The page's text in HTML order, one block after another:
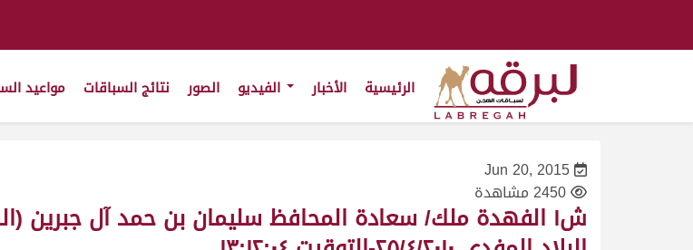
الرئيسية الأخبار الصور نتائج السباقات مواعيد
Jun 20, 2015
2450 مشاهدة
ش١ الفهدة ملك/ سعادة المحافظ سليمان بن حمد آل جبرين